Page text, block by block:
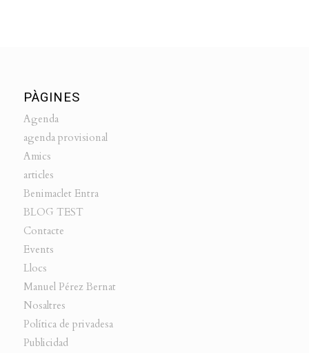
PÀGINES
Agenda
agenda provisional
Amics
articles
Benimaclet Entra
BLOG TEST
Contacte
Events
Llocs
Manuel Pérez Bernat
Nosaltres
Política de privadesa
Publicidad